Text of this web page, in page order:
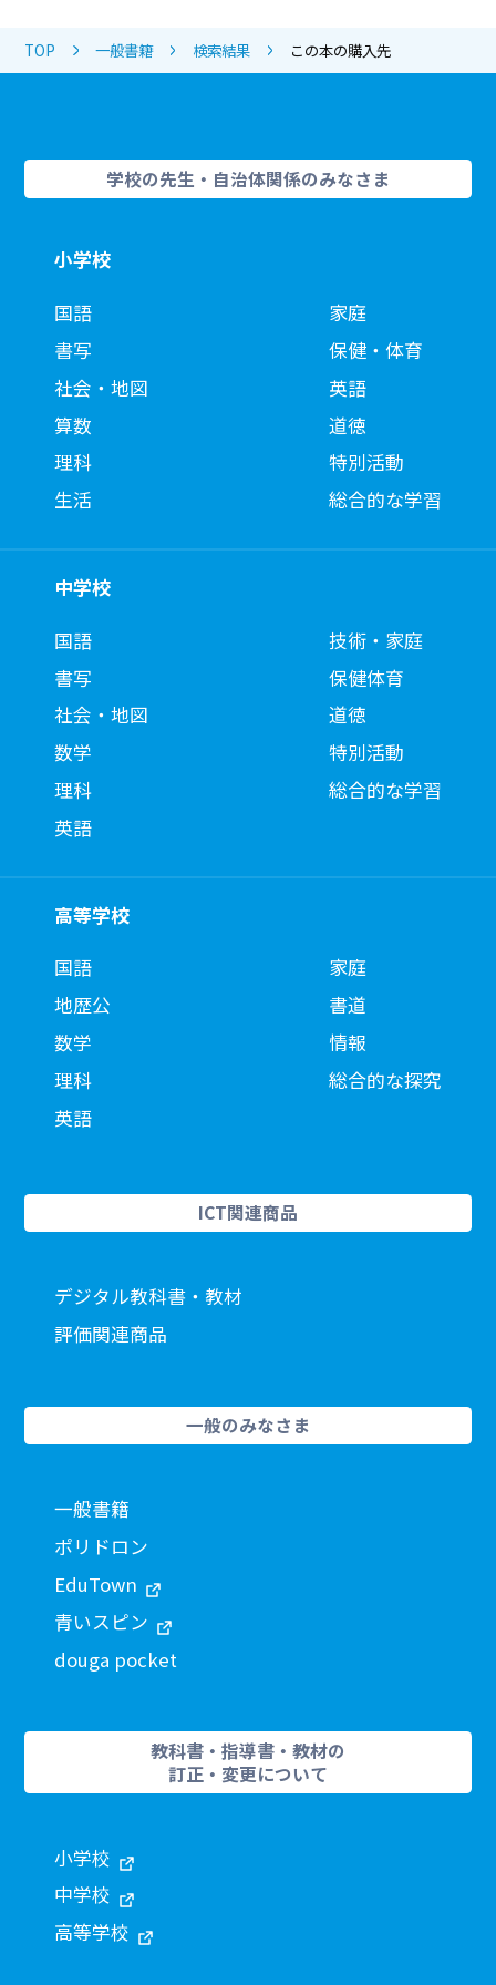
TOP 一般書籍 検索結果 この本の購入先
学校の先生・自治体関係のみなさま
小学校
国語
書写
社会・地図
算数
理科
生活
家庭
保健・体育
英語
道徳
特別活動
総合的な学習
中学校
国語
書写
社会・地図
数学
理科
英語
技術・家庭
保健体育
道徳
特別活動
総合的な学習
高等学校
国語
地歴公
数学
理科
英語
家庭
書道
情報
総合的な探究
ICT関連商品
デジタル教科書・教材
評価関連商品
一般のみなさま
一般書籍
ポリドロン
EduTown
青いスピン
douga pocket
教科書・指導書・教材の
訂正・変更について
小学校
中学校
高等学校